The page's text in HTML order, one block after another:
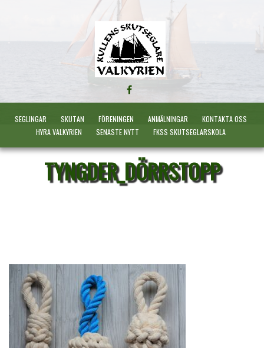
FÖLJ
OSS
PÅ
FACEBOOK
SEGLINGAR SKUTAN FÖRENINGEN ANMÄLNINGAR
KONTAKTA OSS
HYRA VALKYRIEN
SENASTE NYTT FKSS SKUTSEGLARSKOLA
TYNGDER_DÖRRSTOPP